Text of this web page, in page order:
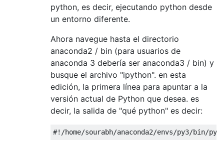
python, es decir, ejecutando python desde
un entorno diferente.
Ahora navegue hasta el directorio
anaconda2 / bin (para usuarios de
anaconda 3 debería ser anaconda3 / bin) y
busque el archivo "ipython". en esta
edición, la primera línea para apuntar a la
versión actual de Python que desea. es
decir, la salida de "qué python" es decir:
#!/home/sourabh/anaconda2/envs/py3/bin/